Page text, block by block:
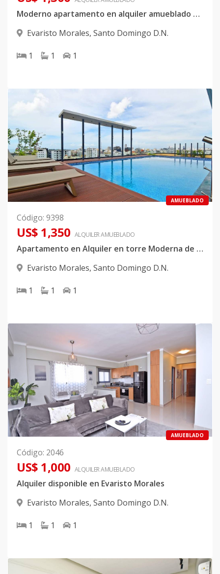
Moderno apartamento en alquiler amueblado en Evaristo Morales
Evaristo Morales, Santo Domingo D.N.
1 1 1
AMUEBLADO
Código: 9398
US$ 1,350 ALQUILERAMUEBLADO
Apartamento en Alquiler en torre Moderna de Bella Vista
Evaristo Morales, Santo Domingo D.N.
1 1 1
AMUEBLADO
Código: 2046
US$ 1,000 ALQUILERAMUEBLADO
Alquiler disponible en Evaristo Morales
Evaristo Morales, Santo Domingo D.N.
1 1 1